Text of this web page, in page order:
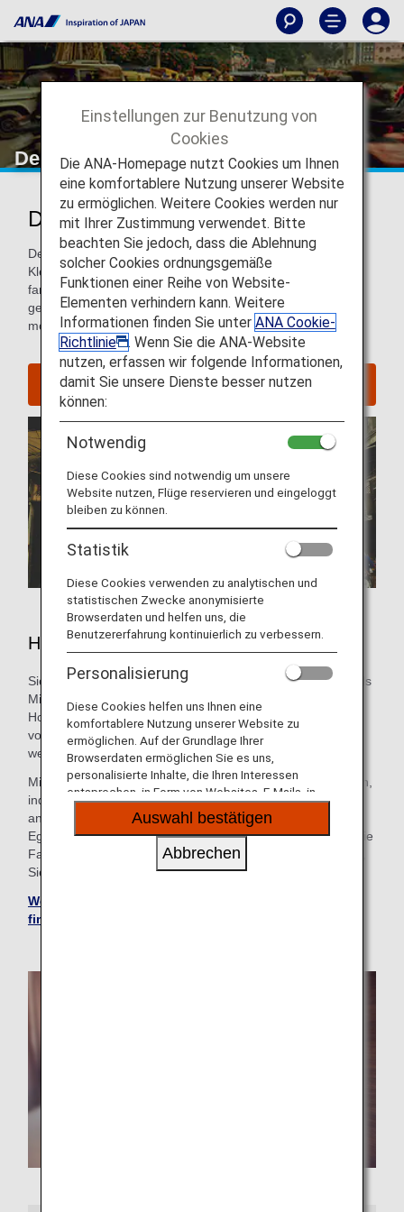
Delhi
Delhi entdecken
Delhi ist eine bezaubernde sinnliche Explosion, die sowohl
Klein als auch Groß gleichermaßen fasziniert. Diese
farbenfrohe und chaotische Stadt hat eine
geschichtsträchtige Architektur, während ihr Alltag von
moderner, lebhafter Energie durchströmt wird.
Flüge nach Delhi suchen
Hotels in Delhi
Sie müssen noch eine Unterkunft für Ihre Reise buchen? Als
Mitglied des ANA Mileage Club können Sie eine
Hotelreservierung über den ANA WORLD HOTEL-Service
vornehmen, der Ihnen Zugang zu etwa 1.000.000 Hotels
weltweit bietet.
Mit diesem Service können Sie Meilen sammeln und nutzen,
indem Sie sich einfach bei Ihrem ANA Mileage Club-Konto
anmelden und das am besten geeignete Hotel auswählen.
Egal, ob Sie auf der Suche nach einem Hotel mit Pool für die
Familie sind oder einen Ort für Ihre Geschäftsreise suchen,
Sie finden das perfekte „Zuhause fern von zu Hause“.
Weitere Hotels über den ANA WORLD HOTEL-Service
finden
Einstellungen zur Benutzung von
Cookies
Die ANA-Homepage nutzt Cookies um Ihnen
eine komfortablere Nutzung unserer Website
zu ermöglichen. Weitere Cookies werden nur
mit Ihrer Zustimmung verwendet. Bitte
beachten Sie jedoch, dass die Ablehnung
solcher Cookies ordnungsgemäße
Funktionen einer Reihe von Website-
Elementen verhindern kann. Weitere
Informationen finden Sie unter ANA Cookie-
Richtlinie
. Wenn Sie die ANA-Website
nutzen, erfassen wir folgende Informationen,
damit Sie unsere Dienste besser nutzen
können:
Notwendig
Diese Cookies sind notwendig um unsere
Website nutzen, Flüge reservieren und eingeloggt
bleiben zu können.
Statistik
Diese Cookies verwenden zu analytischen und
statistischen Zwecke anonymisierte
Browserdaten und helfen uns, die
Benutzererfahrung kontinuierlich zu verbessern.
Personalisierung
Diese Cookies helfen uns Ihnen eine
komfortablere Nutzung unserer Website zu
ermöglichen. Auf der Grundlage Ihrer
Browserdaten ermöglichen Sie es uns,
personalisierte Inhalte, die Ihren Interessen
entsprechen, in Form von Websites, E-Mails, in
sozialen Medien und Werbung anzubieten.
Auswahl bestätigen
Abbrechen